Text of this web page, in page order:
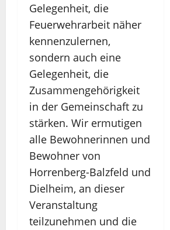
Gelegenheit, die
Feuerwehrarbeit näher
kennenzulernen,
sondern auch eine
Gelegenheit, die
Zusammengehörigkeit
in der Gemeinschaft zu
stärken. Wir ermutigen
alle Bewohnerinnen und
Bewohner von
Horrenberg-Balzfeld und
Dielheim, an dieser
Veranstaltung
teilzunehmen und die